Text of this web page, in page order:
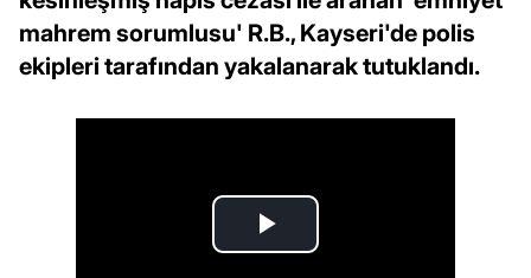
mahrem sorumlusu' R.B., Kayseri'de polis
ekipleri tarafından yakalanarak tutuklandı.